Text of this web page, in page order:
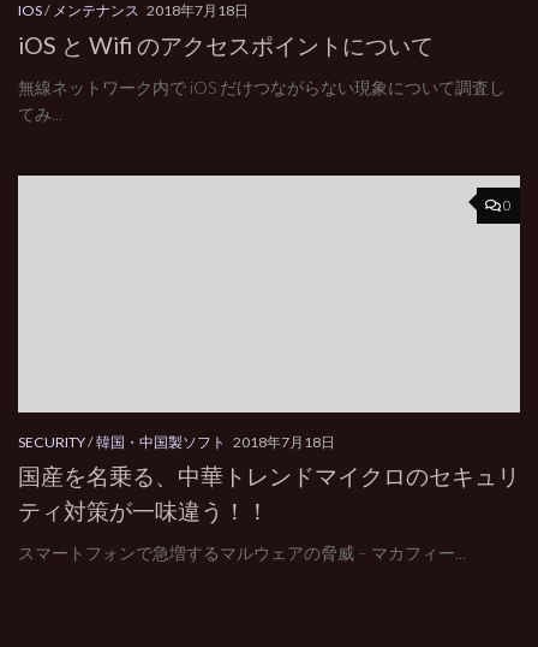
IOS/ メンテナンス 2018年7月18日
iOS と Wifi のアクセスポイントについて
無線ネットワーク内で iOS だけつながらない現象について調査し
てみ...
0
SECURITY/韓国・中国製ソフト 2018年7月18日
国産を名乗る、中華トレンドマイクロのセキュリ
ティ対策が一味違う！！
スマートフォンで急増するマルウェアの脅威 – マカフィー...